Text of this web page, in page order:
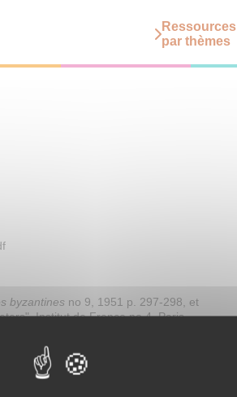
Ressources
par thèmes
byzantines no 9, 1951 p. 297-298, et
Institut de France no 4, Paris,